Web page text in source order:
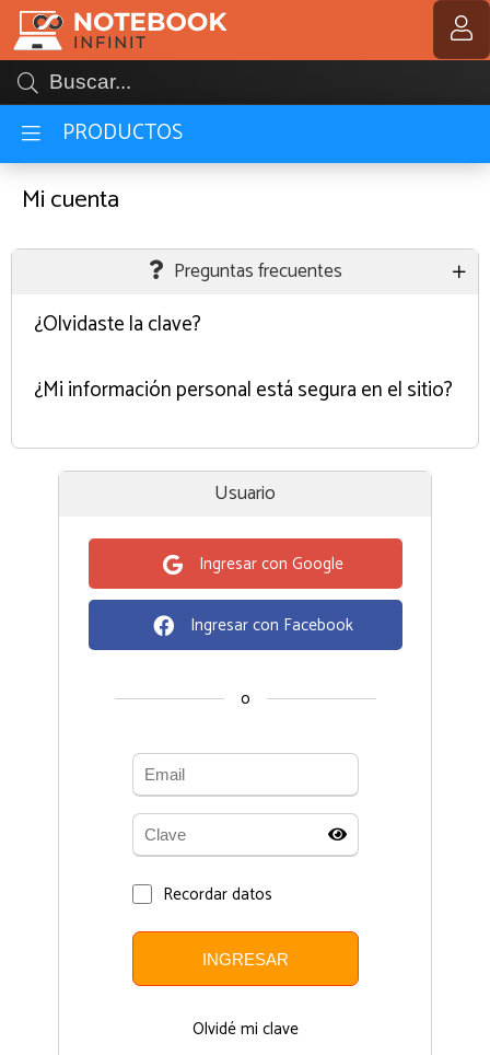
PRODUCTOS
MI COMPRA
Mi cuenta
Preguntas frecuentes
¿Olvidaste la clave?
¿Mi información personal está segura en el sitio?
Usuario
Ingresar con Google
Ingresar con Facebook
o
Recordar datos
INGRESAR
Olvidé mi clave